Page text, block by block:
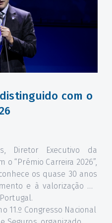
com o
Diretor Executivo da
o “Prémio Carreira 2026”,
os quase 30 anos
e à valorização da
11.º Congresso Nacional